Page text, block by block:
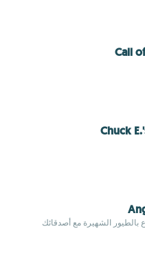
Call
Chuck
بالطيور الشهيرة مع أصدقائك